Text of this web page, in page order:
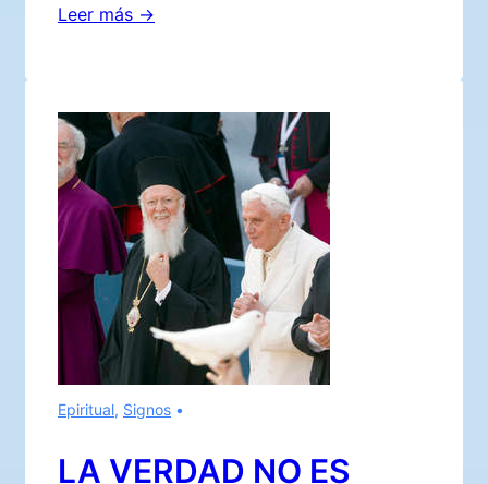
Para
Leer más →
Epiritual, Signos
LA VERDAD NO ES